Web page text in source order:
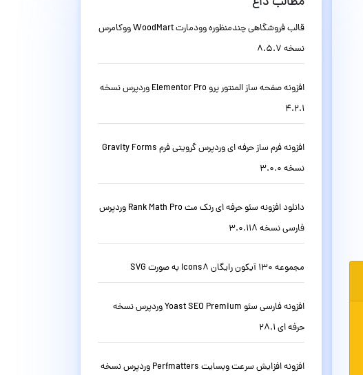
قالب فروشگاهی چندمنظوره وودمارت WoodMart ووکامرس
نسخه 8.5.7
افزونه صفحه ساز المنتور پرو Elementor Pro وردپرس نسخه
4.2.1
افزونه فرم ساز حرفه ای وردپرس گرویتی فرم Gravity Forms
نسخه 3.0.0
دانلود افزونه سئو حرفه ای رنک مث Rank Math Pro وردپرس
فارسی نسخه 3.0.118
مجموعه 130 آیکون رایگان Icons8 به صورت SVG
افزونه فارسی سئو Yoast SEO Premium وردپرس نسخه
حرفه ای 28.1
افزونه افزایش سرعت وبسایت Perfmatters وردپرس نسخه